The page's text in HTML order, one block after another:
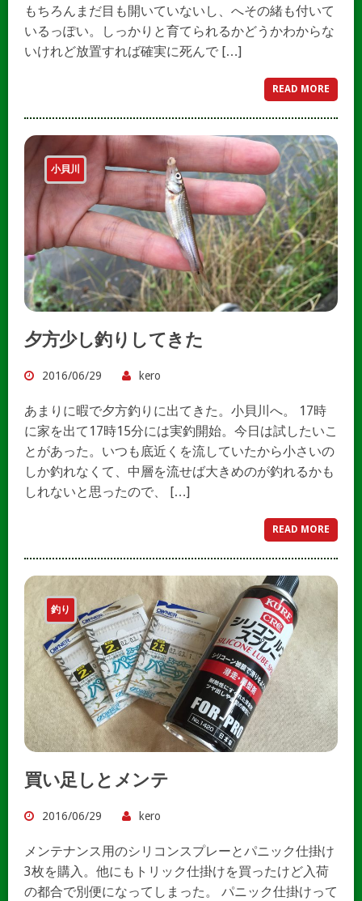
もちろんまだ目も開いていないし、へその緒も付いて
いるっぽい。しっかりと育てられるかどうかわからな
いけれど放置すれば確実に死んで […]
READ MORE
小貝川
夕方少し釣りしてきた
2016/06/29 kero
あまりに暇で夕方釣りに出てきた。小貝川へ。 17時
に家を出て17時15分には実釣開始。今日は試したいこ
とがあった。いつも底近くを流していたから小さいの
しか釣れなくて、中層を流せば大きめのが釣れるかも
しれないと思ったので、 […]
READ MORE
釣り
買い足しとメンテ
2016/06/29 kero
メンテナンス用のシリコンスプレーとパニック仕掛け
3枚を購入。他にもトリック仕掛けを買ったけど入荷
の都合で別便になってしまった。 パニック仕掛けって